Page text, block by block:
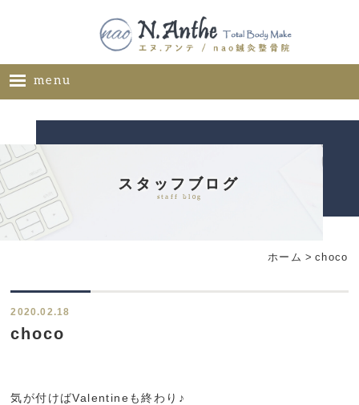
menu
メニュー
ギャラリー
ブログ
スタッフブログ
staff blog
ホーム >choco
2020.02.18
choco
気が付けばValentineも終わり♪